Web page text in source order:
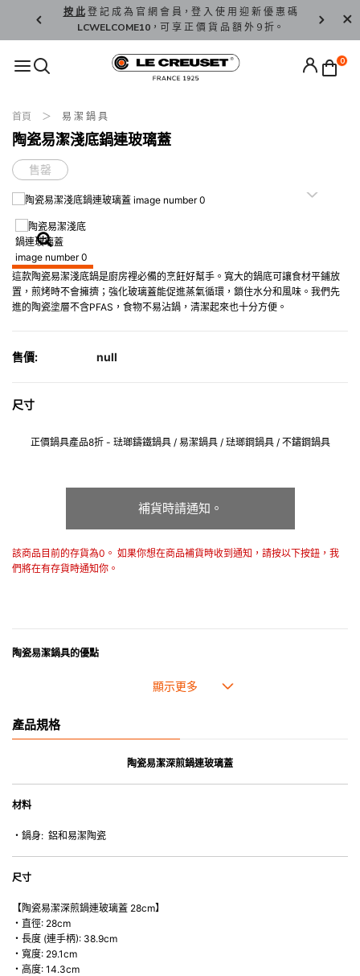
按 此登 記 成 為 官 網 會 員，登 入 使 用 迎 新 優 惠 碼
LCWELCOME10，可 享 正 價 貨 品 額 外 9 折。
香 港 / 澳
0
首頁 易 潔 鍋 具
陶瓷易潔淺底鍋連玻璃蓋
售罄
這款陶瓷易潔淺底鍋是廚房裡必備的烹飪好幫手。寬大的鍋底可讓食材平鋪放
置，煎烤時不會擁擠；強化玻璃蓋能促進蒸氣循環，鎖住水分和風味。我們先
進的陶瓷塗層不含PFAS，食物不易沾鍋，清潔起來也十分方便。
售價: null
尺寸
正價鍋具產品8折 - 琺瑯鑄鐵鍋具 / 易潔鍋具 / 琺瑯鋼鍋具 / 不鏽鋼鍋具
補貨時請通知。
該商品目前的存貨為0。 如果你想在商品補貨時收到通知，請按以下按鈕，我
們將在有存貨時通知你。
陶瓷易潔鍋具的優點
• 卓越的不粘性能，易於盛起食物和清潔。
• 鍛造厚規格的鋁製基板可有效分配和保留熱量並不會出現熱點 (受熱不均
• 完全封裝的不鏽鋼底座和加固的鍋邊可防止翹曲。
• 適用於多種熱源（微波爐除外)，如明火、電磁爐或 280°C/ 550°F 焗爐（如
• 可配以金屬用具使用。
產品規格
陶瓷易潔深煎鍋連玻璃蓋
材料
・鍋身: 鋁和易潔陶瓷
尺寸
【陶瓷易潔深煎鍋連玻璃蓋 28cm】
・直徑: 28cm
・長度 (連手柄): 38.9cm
・寬度: 29.1cm
・高度: 14.3cm